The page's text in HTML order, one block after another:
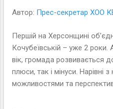
Автор: Прес-секретар ХОО
Першій на Херсонщині
Кочубеївській – уже 2
вік, громада розвивається
плюси, так і мінуси. Нарівні
можливостями та